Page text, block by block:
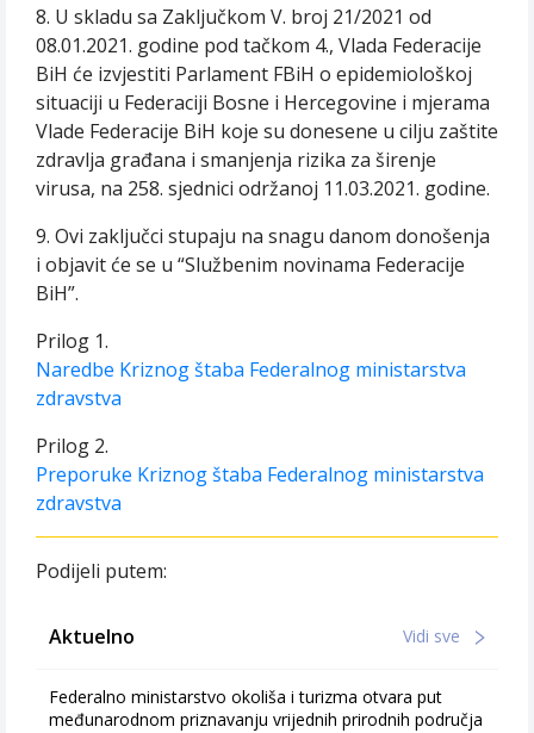
8. U skladu sa Zaključkom V. broj 21/2021 od
08.01.2021. godine pod tačkom 4., Vlada Federacije
BiH će izvjestiti Parlament FBiH o epidemiološkoj
situaciji u Federaciji Bosne i Hercegovine i mjerama
Vlade Federacije BiH koje su donesene u cilju zaštite
zdravlja građana i smanjenja rizika za širenje
virusa, na 258. sjednici održanoj 11.03.2021. godine.
9. Ovi zaključci stupaju na snagu danom donošenja
i objavit će se u “Službenim novinama Federacije
BiH”.
Prilog 1.
Naredbe Kriznog štaba Federalnog ministarstva
zdravstva
Prilog 2.
Preporuke Kriznog štaba Federalnog ministarstva
zdravstva
Podijeli putem:
Aktuelno Vidi sve
Federalno ministarstvo okoliša i turizma otvara put
međunarodnom priznavanju vrijednih prirodnih područja